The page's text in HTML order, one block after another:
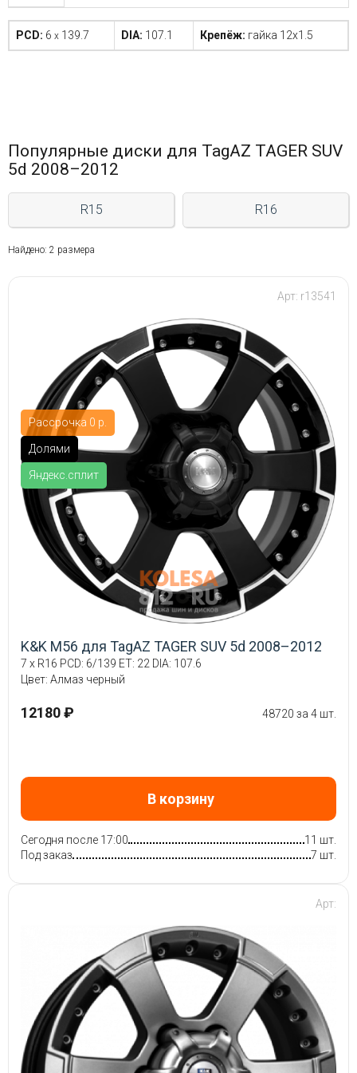
PCD: 6 x 139.7 DIA: 107.1 Крепёж: гайка 12x1.5
Популярные диски для TagAZ TAGER SUV
5d 2008–2012
R15 R16
Найдено: 2 размера
Рассрочка 0 р.
Долями
Яндекс.сплит
Арт: r13541
K&K M56 для TagAZ TAGER SUV 5d 2008–2012
7 x R16 PCD: 6/139 ET: 22 DIA: 107.6
Цвет: Алмаз черный
12180 ₽ 48720 за 4 шт.
В корзину
Сегодня после 17:00
11 шт.
Под заказ
7 шт.
Арт: